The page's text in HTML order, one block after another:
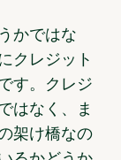
かではな
クレジット
す。クレジ
はなく、ま
架け橋なの